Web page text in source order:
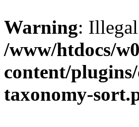
Warning:
/www/htdocs/
content/
taxonomy-